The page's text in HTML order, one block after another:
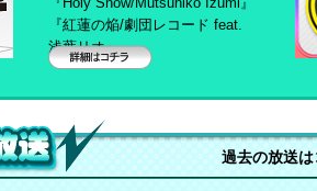
『紅蓮の焔/劇団レコード feat.
浅葉リオ』
過去の放送は